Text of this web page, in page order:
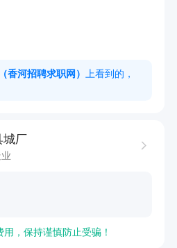
协调能力；
香河招聘求职网）
上看到的，
城厂
，保持谨慎防止受骗！